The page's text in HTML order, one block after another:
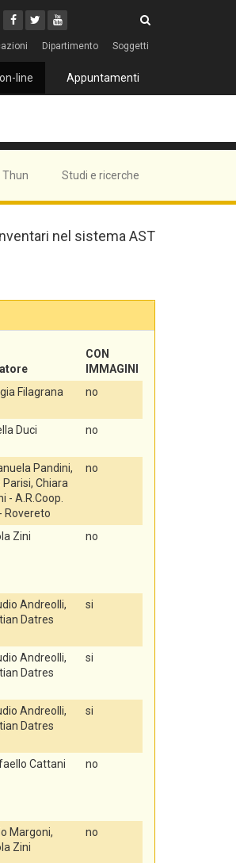
Facebook
Twitter
Youtube
Dipartimento Soggetti
line Appuntamenti
Thun Studi e ricerche
nel sistema AST
CON
IMMAGINI
Filagrana no
Duci no
Pandini,
Parisi, Chiara
- A.R.Coop.
Rovereto
no
Zini no
Andreolli,
Datres
si
Andreolli,
Datres
si
Andreolli,
Datres
si
Cattani no
Margoni,
Zini
no